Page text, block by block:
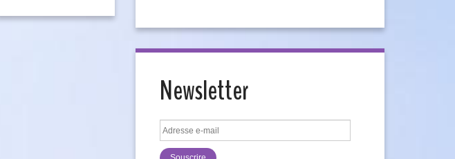
Newsletter
Adresse
e-
mail